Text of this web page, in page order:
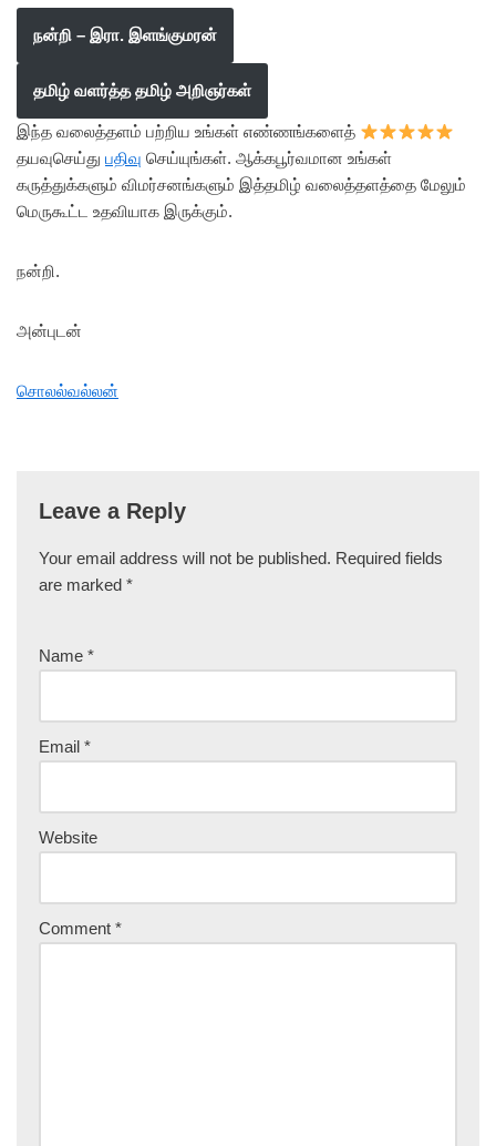
நன்றி – இரா. இளங்குமரன்
தமிழ் வளர்த்த தமிழ் அறிஞர்கள்
இந்த வலைத்தளம் பற்றிய உங்கள் எண்ணங்களைத்
தயவுசெய்து பதிவு செய்யுங்கள். ஆக்கபூர்வமான உங்கள்
கருத்துக்களும் விமர்சனங்களும் இத்தமிழ் வலைத்தளத்தை மேலும்
மெருகூட்ட உதவியாக இருக்கும்.
நன்றி.
அன்புடன்
சொலல்வல்லன்
Leave a Reply
Your email address will not be published. Required fields
are marked *
Name *
Email *
Website
Comment *